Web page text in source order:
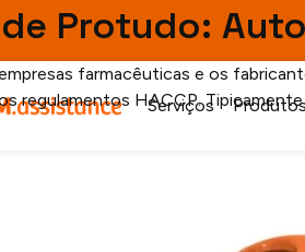
Serviços Produtos
Protudo:
farmacêuticas e os
regulamentos HACCP.
22